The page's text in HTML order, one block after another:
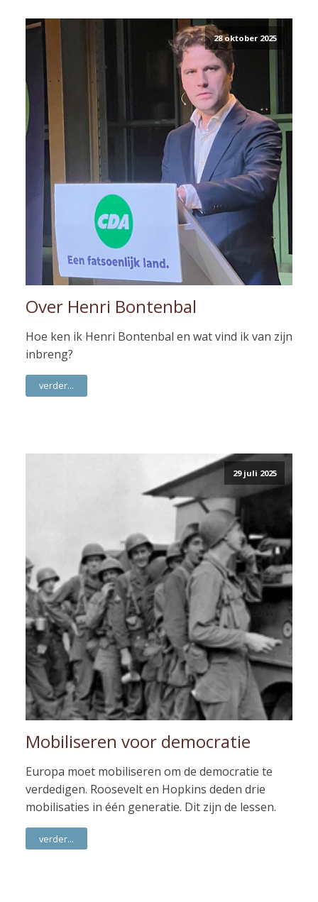
28 oktober 2025
Over Henri Bontenbal
Hoe ken ik Henri Bontenbal en wat vind ik van zijn
inbreng?
verder...
29 juli 2025
Mobiliseren voor democratie
Europa moet mobiliseren om de democratie te
verdedigen. Roosevelt en Hopkins deden drie
mobilisaties in één generatie. Dit zijn de lessen.
verder...